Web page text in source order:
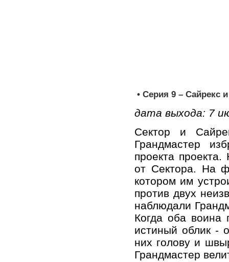
• Серия 9 – Сайрекс
дата выхода: 7
Сектор и
Грандмастер
проекта
от Сектора. На
котором им
против двух
наблюдали
Когда оба воина
истиный облик -
них голову и
Грандмастер